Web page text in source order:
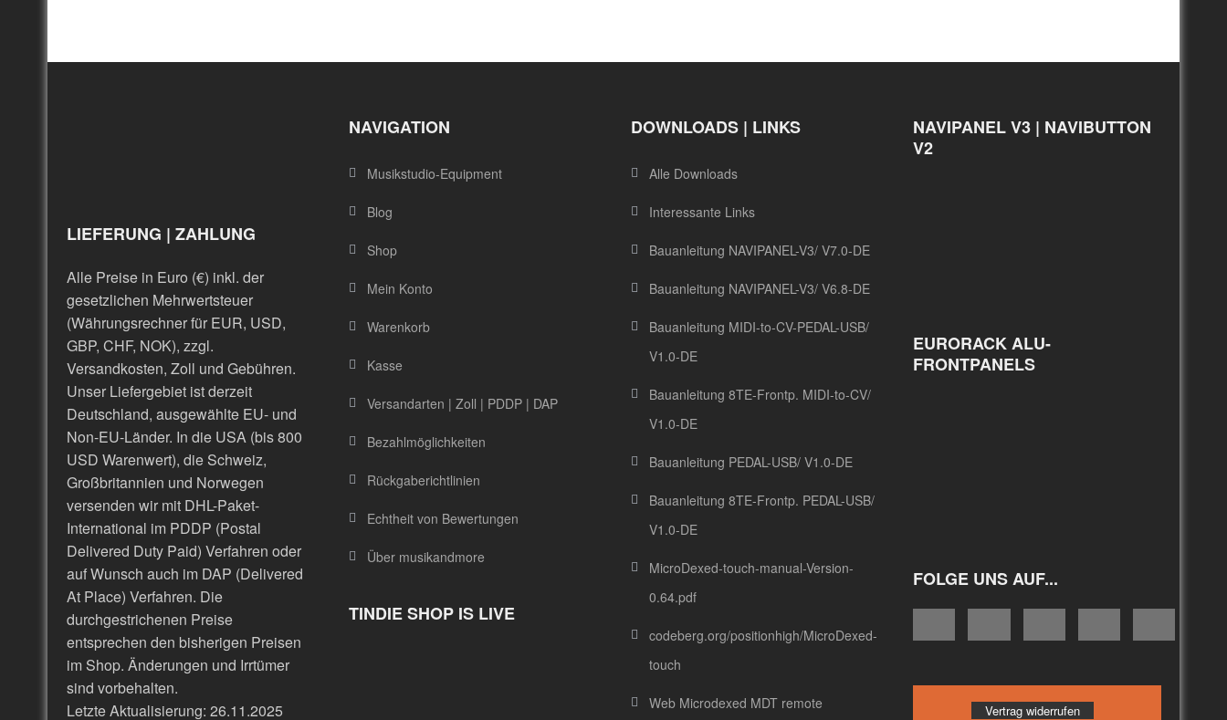
LIEFERUNG | ZAHLUNG
Alle Preise in Euro (€) inkl. der
gesetzlichen Mehrwertsteuer
(Währungsrechner für EUR, USD,
GBP, CHF, NOK), zzgl.
Versandkosten, Zoll und Gebühren.
Unser Liefergebiet ist derzeit
Deutschland, ausgewählte EU- und
Non-EU-Länder. In die USA (bis 800
USD Warenwert), die Schweiz,
Großbritannien und Norwegen
versenden wir mit DHL-Paket-
International im PDDP (Postal
Delivered Duty Paid) Verfahren oder
auf Wunsch auch im DAP (Delivered
At Place) Verfahren. Die
durchgestrichenen Preise
entsprechen den bisherigen Preisen
im Shop. Änderungen und Irrtümer
sind vorbehalten.
Letzte Aktualisierung: 26.11.2025
NAVIGATION
Musikstudio-Equipment
Blog
Shop
Mein Konto
Warenkorb
Kasse
Versandarten | Zoll | PDDP | DAP
Bezahlmöglichkeiten
Rückgaberichtlinien
Echtheit von Bewertungen
Über musikandmore
TINDIE SHOP IS LIVE
DOWNLOADS | LINKS
Alle Downloads
Interessante Links
Bauanleitung NAVIPANEL-V3/ V7.0-DE
Bauanleitung NAVIPANEL-V3/ V6.8-DE
Bauanleitung MIDI-to-CV-PEDAL-USB/
V1.0-DE
Bauanleitung 8TE-Frontp. MIDI-to-CV/
V1.0-DE
Bauanleitung PEDAL-USB/ V1.0-DE
Bauanleitung 8TE-Frontp. PEDAL-USB/
V1.0-DE
MicroDexed-touch-manual-Version-
0.64.pdf
codeberg.org/positionhigh/MicroDexed-
touch
Web Microdexed MDT remote
NAVIPANEL V3 | NAVIBUTTON
V2
EURORACK ALU-
FRONTPANELS
FOLGE UNS AUF...
Vertrag widerrufen